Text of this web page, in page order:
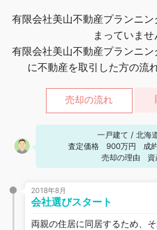
有限会社美山不動産プランニ
まっていませ
有限会社美山不動産プランニ
に不動産を取引した方の流
売却の流れ
一戸建て / 北海
査定価格
900万円 成
売却の理由
2018年8月
会社選びスタート
両親の住居に同居するため、